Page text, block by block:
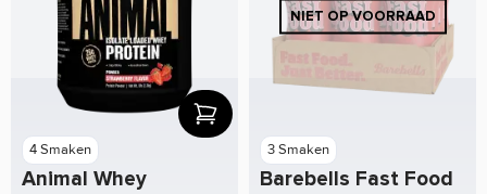
4 Smaken
Animal Whey
3 Smaken
Barebells Fast Food